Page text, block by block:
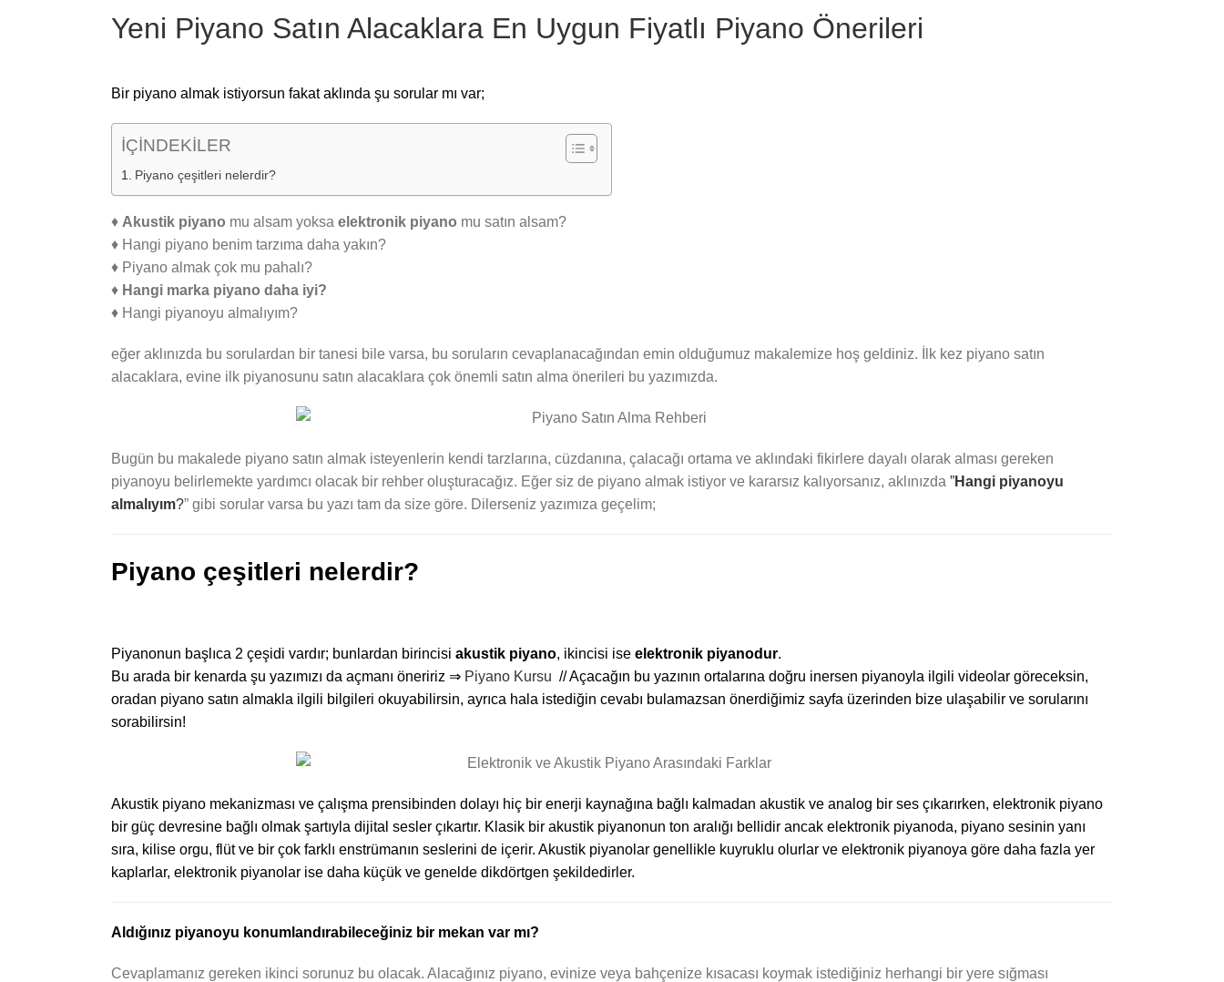
Yeni Piyano Satın Alacaklara En Uygun Fiyatlı Piyano Önerileri
Bir piyano almak istiyorsun fakat aklında şu sorular mı var;
İÇİNDEKİLER
Piyano çeşitleri nelerdir?
♦ Akustik piyano mu alsam yoksa elektronik piyano mu satın alsam?
♦ Hangi piyano benim tarzıma daha yakın?
♦ Piyano almak çok mu pahalı?
♦ Hangi marka piyano daha iyi?
♦ Hangi piyanoyu almalıyım?
eğer aklınızda bu sorulardan bir tanesi bile varsa, bu soruların cevaplanacağından emin olduğumuz makalemize hoş geldiniz. İlk kez piyano satın
alacaklara, evine ilk piyanosunu satın alacaklara çok önemli satın alma önerileri bu yazımızda.
Bugün bu makalede piyano satın almak isteyenlerin kendi tarzlarına, cüzdanına, çalacağı ortama ve aklındaki fikirlere dayalı olarak alması gereken
piyanoyu belirlemekte yardımcı olacak bir rehber oluşturacağız. Eğer siz de piyano almak istiyor ve kararsız kalıyorsanız, aklınızda ”Hangi piyanoyu
almalıyım?” gibi sorular varsa bu yazı tam da size göre. Dilerseniz yazımıza geçelim;
Piyano çeşitleri nelerdir?
Piyanonun başlıca 2 çeşidi vardır; bunlardan birincisi akustik piyano, ikincisi ise elektronik piyanodur.
Bu arada bir kenarda şu yazımızı da açmanı öneririz ⇒ Piyano Kursu // Açacağın bu yazının ortalarına doğru inersen piyanoyla ilgili videolar göreceksin,
oradan piyano satın almakla ilgili bilgileri okuyabilirsin, ayrıca hala istediğin cevabı bulamazsan önerdiğimiz sayfa üzerinden bize ulaşabilir ve sorularını
sorabilirsin!
Akustik piyano mekanizması ve çalışma prensibinden dolayı hiç bir enerji kaynağına bağlı kalmadan akustik ve analog bir ses çıkarırken, elektronik piyano
bir güç devresine bağlı olmak şartıyla dijital sesler çıkartır. Klasik bir akustik piyanonun ton aralığı bellidir ancak elektronik piyanoda, piyano sesinin yanı
sıra, kilise orgu, flüt ve bir çok farklı enstrümanın seslerini de içerir. Akustik piyanolar genellikle kuyruklu olurlar ve elektronik piyanoya göre daha fazla yer
kaplarlar, elektronik piyanolar ise daha küçük ve genelde dikdörtgen şekildedirler.
Aldığınız piyanoyu konumlandırabileceğiniz bir mekan var mı?
Cevaplamanız gereken ikinci sorunuz bu olacak. Alacağınız piyano, evinize veya bahçenize kısacası koymak istediğiniz herhangi bir yere sığması